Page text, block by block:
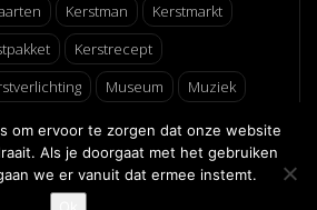
Kerstman
Kerstmarkt
Kerstrecept
Museum
Muziek
Winter Winterfair
om ervoor te zorgen dat onze website
Als je doorgaat met het gebruiken
we er vanuit dat ermee instemt.